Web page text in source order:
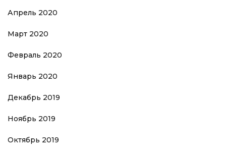
Апрель 2020
Март 2020
Февраль 2020
Январь 2020
Декабрь 2019
Ноябрь 2019
Октябрь 2019